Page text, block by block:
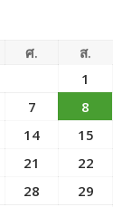
ศ.
ส.
1
7
8
14
15
21
22
28
29